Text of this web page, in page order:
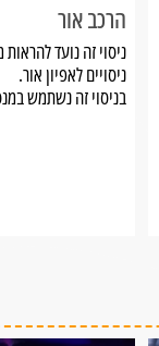
הרכב אור
ניסוי זה נועד
ניסויים לאפיון אור.
בניסוי זה נשתמש